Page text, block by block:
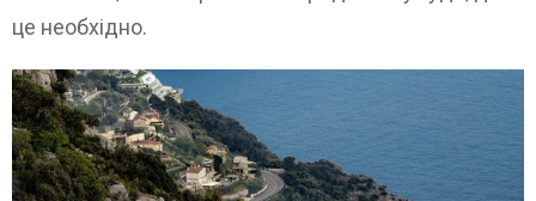
це необхідно.